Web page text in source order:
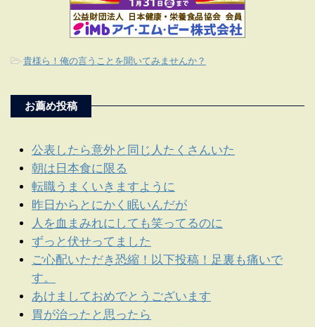
-貴様ら！俺の言うことを聞いてみませんか？
お薦め投稿
公表したら意外と同じ人たくさんいた
朝は日本食に限る
転職うまくいきますように
昨日からとにかく眠いんだが
人を血まみれにしても笑ってるのに
ずっと伏せってました
ご心配いただき恐縮！以下投稿！足裏も痛いで
す。
あけましておめでとうございます
胃が治ったと思ったら